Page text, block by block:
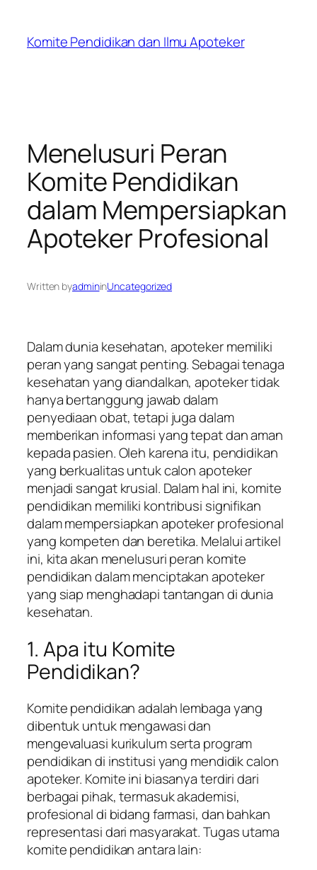
content
Komite Pendidikan dan Ilmu Apoteker
Menelusuri Peran
Komite Pendidikan
dalam Mempersiapkan
Apoteker Profesional
Written byadmininUncategorized
Dalam dunia kesehatan, apoteker memiliki
peran yang sangat penting. Sebagai tenaga
kesehatan yang diandalkan, apoteker tidak
hanya bertanggung jawab dalam
penyediaan obat, tetapi juga dalam
memberikan informasi yang tepat dan aman
kepada pasien. Oleh karena itu, pendidikan
yang berkualitas untuk calon apoteker
menjadi sangat krusial. Dalam hal ini, komite
pendidikan memiliki kontribusi signifikan
dalam mempersiapkan apoteker profesional
yang kompeten dan beretika. Melalui artikel
ini, kita akan menelusuri peran komite
pendidikan dalam menciptakan apoteker
yang siap menghadapi tantangan di dunia
kesehatan.
1. Apa itu Komite
Pendidikan?
Komite pendidikan adalah lembaga yang
dibentuk untuk mengawasi dan
mengevaluasi kurikulum serta program
pendidikan di institusi yang mendidik calon
apoteker. Komite ini biasanya terdiri dari
berbagai pihak, termasuk akademisi,
profesional di bidang farmasi, dan bahkan
representasi dari masyarakat. Tugas utama
komite pendidikan antara lain: